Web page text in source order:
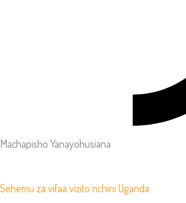
Machapisho Yanayohusiana
Sehemu za vifaa vizito nchini Uganda